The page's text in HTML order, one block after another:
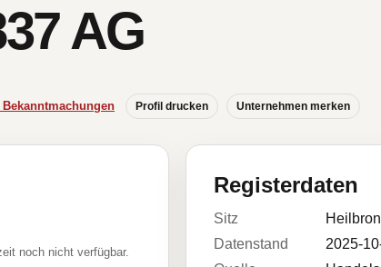
AG
Profil drucken Unternehmen merken
noch nicht verfügbar.
Registerdaten
Sitz
Datenstand
2025-